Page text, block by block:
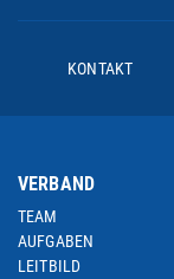
KONTAKT
VERBAND
TEAM
AUFGABEN
LEITBILD